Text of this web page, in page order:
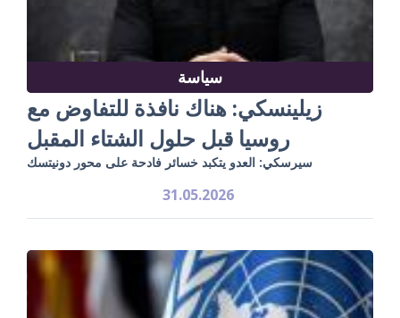
سياسة
زيلينسكي: هناك نافذة للتفاوض مع
روسيا قبل حلول الشتاء المقبل
سيرسكي: العدو يتكبد خسائر فادحة على محور دونيتسك
31.05.2026